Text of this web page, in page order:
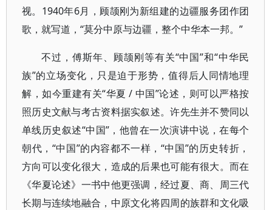
视。1940年6月，顾颉刚为新组建的边疆服务团作团
歌，就写道，“莫分中原与边疆，整个中华本一邦。”
不过，傅斯年、顾颉刚等有关“中国”和“中华民
族”的立场变化，只是迫于形势，值得后人同情地理
解，如今重建有关“华夏 / 中国”论述，则可以严格按
照历史文献与考古资料据实叙述。许先生并不赞同以
单线历史叙述“中国”，他曾在一次演讲中说，在每个
朝代，“中国”的内容都不一样，“中国”的历史转折，
方向可以变化很大，造成的后果也可能有很大。而在
《华夏论述》一书中他更强调，经过夏、商、周三代
长期与连续地融合，中原文化将四周的族群和文化吸